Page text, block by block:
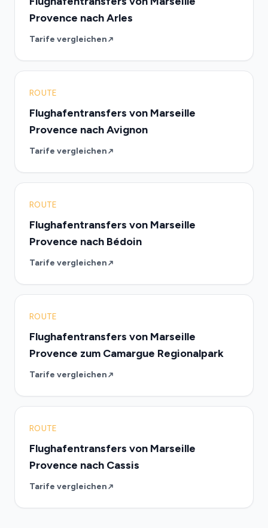
Provence nach Arles
Tarife vergleichen
ROUTE
Flughafentransfers von Marseille
Provence nach Avignon
Tarife vergleichen
ROUTE
Flughafentransfers von Marseille
Provence nach Bédoin
Tarife vergleichen
ROUTE
Flughafentransfers von Marseille
Provence zum Camargue Regionalpark
Tarife vergleichen
ROUTE
Flughafentransfers von Marseille
Provence nach Cassis
Tarife vergleichen